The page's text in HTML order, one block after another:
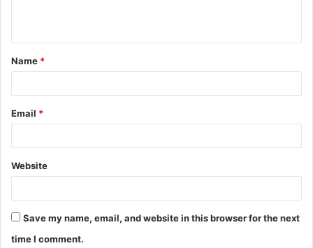
t
*
Name *
Email *
Website
Save my name, email, and website in this browser for the next
time I comment.